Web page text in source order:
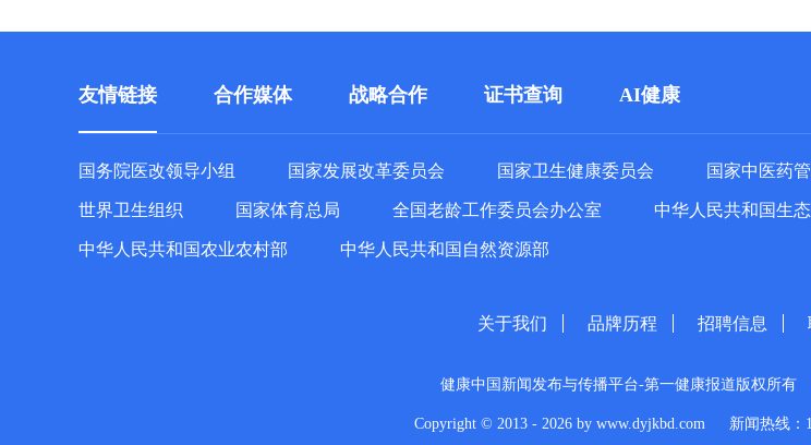
友情链接 合作媒体 战略合作 证书查询 AI健康
国务院医改领导小组 国家发展改革委员会 国家卫生健康委员会 国家中医药
世界卫生组织 国家体育总局 全国老龄工作委员会办公室 中华人民共和国生
中华人民共和国农业农村部 中华人民共和国自然资源部
关于我们 品牌历程 招聘信息
健康中国新闻发布与传播平台-第一健康报道版权所有
Copyright © 2013 - 2026 by www.dyjkbd.com 新闻热线：